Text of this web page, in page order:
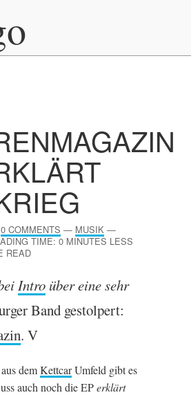
0 COMMENTS — MUSIK —
TIME: 0 MINUTES LESS
READ
Intro über eine sehr
Band gestolp­ert:
. V
demKettcarUmfeld gibt es
auch noch dieEPerklärt